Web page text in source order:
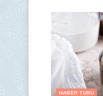
HABER TURU